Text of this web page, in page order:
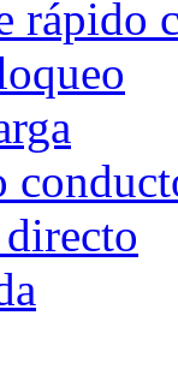
rápido